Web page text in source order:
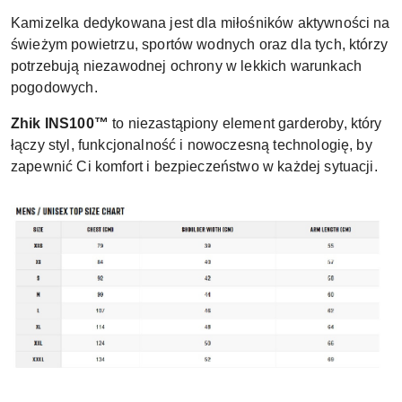
Kamizelka dedykowana jest dla miłośników aktywności na
świeżym powietrzu, sportów wodnych oraz dla tych, którzy
potrzebują niezawodnej ochrony w lekkich warunkach
pogodowych.
Zhik INS100™ to niezastąpiony element garderoby, który
łączy styl, funkcjonalność i nowoczesną technologię, by
zapewnić Ci komfort i bezpieczeństwo w każdej sytuacji.